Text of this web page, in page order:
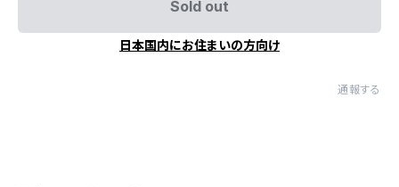
Sold out
日本国内にお住まいの方向け
通報する